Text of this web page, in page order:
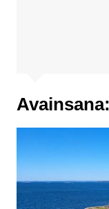
Avainsana: